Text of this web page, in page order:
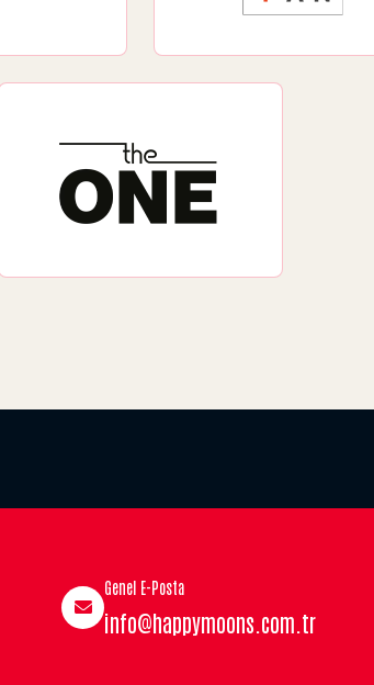
Genel E-Posta
info@happymoons.com.tr